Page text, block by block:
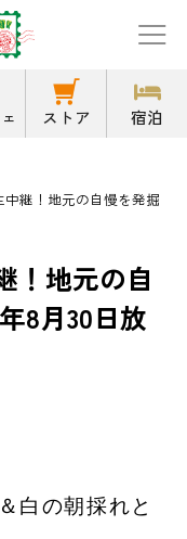
ストア 宿泊
中継！地元の自慢を発掘
！地元の自
8月30日放
白の朝採れと